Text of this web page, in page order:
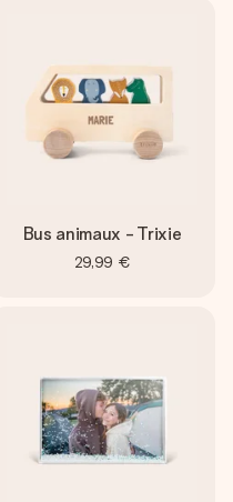
Bus animaux - Trixie
29,99 €